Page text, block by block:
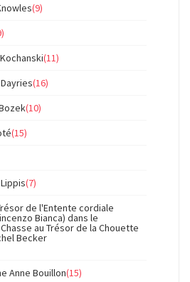
(9)
(11)
(16)
(10)
(15)
(7)
de l'Entente cordiale
Bianca) dans le
au Trésor de la Chouette
Becker
Anne Bouillon(15)